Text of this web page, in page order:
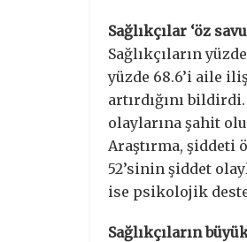
Sağlıkçılar ‘öz
Sağlıkçıların
yüzde 68.6’i aile
artırdığını
olaylarına şahit
Araştırma, şiddeti
52’sinin şiddet
ise psikolojik
Sağlıkçıların